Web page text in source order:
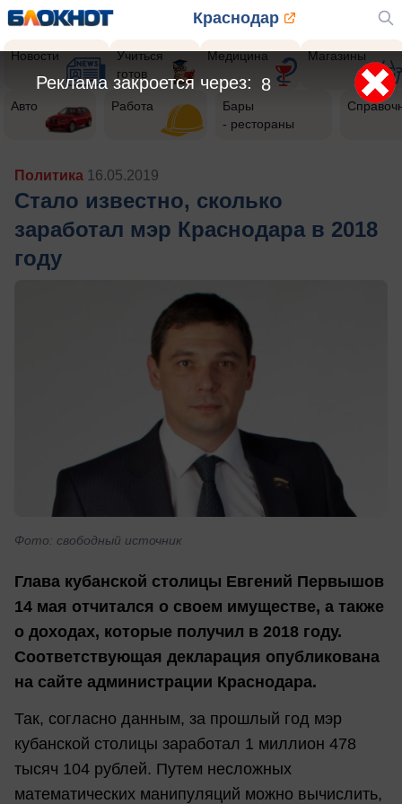
Краснодар
Новости
Учиться
готов
Медицина Магазины
Авто Работа
Бары
- рестораны
Политика 16.05.2019
Стало известно, сколько
заработал мэр Краснодара в 2018
году
Фото: свободный источник
Глава кубанской столицы Евгений Первышов
14 мая отчитался о своем имуществе, а также
о доходах, которые получил в 2018 году.
Соответствующая декларация опубликована
на сайте администрации Краснодара.
Так, согласно данным, за прошлый год мэр
кубанской столицы заработал 1 миллион 478
тысяч 104 рублей. Путем несложных
математических манипуляций можно вычислить,
5
Реклама закроется через: